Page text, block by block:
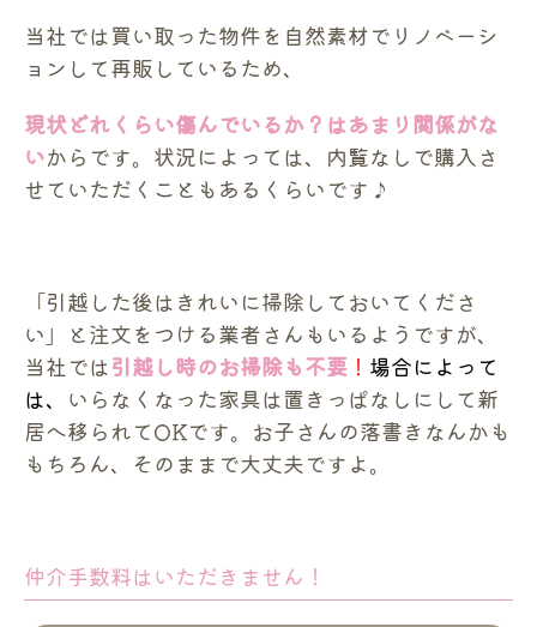
当社では買い取った物件を自然素材でリノベーシ
ョンして再販しているため、
現状どれくらい傷んでいるか？はあまり関係がな
いからです。状況によっては、内覧なしで購入さ
せていただくこともあるくらいです♪
「引越した後はきれいに掃除しておいてくださ
い」と注文をつける業者さんもいるようですが、
当社では 引越し時のお掃除も不要 ！ 場合によって
は、
いらなくなった家具は置きっぱなしにして新
居へ移られてOKです。お子さんの落書きなんかも
もちろん、そのままで大丈夫ですよ。
仲介手数料はいただきません！